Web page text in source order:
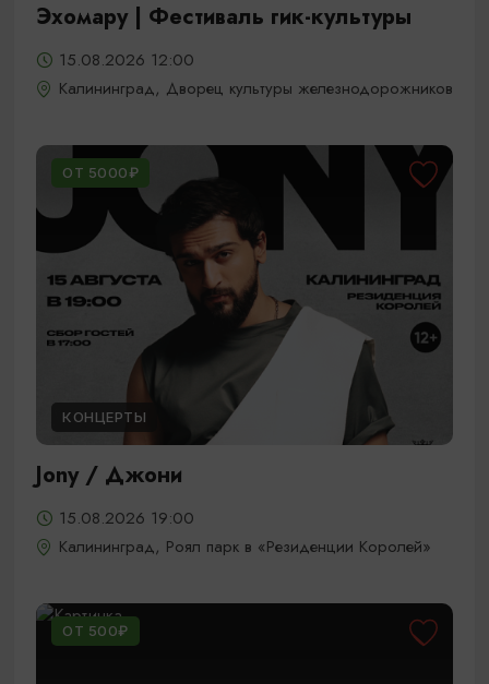
Эхомару | Фестиваль гик-культуры
15.08.2026 12:00
Калининград, Дворец культуры железнодорожников
ОТ 5000₽
КОНЦЕРТЫ
Jony / Джони
15.08.2026 19:00
Калининград, Роял парк в «Резиденции Королей»
ОТ 500₽